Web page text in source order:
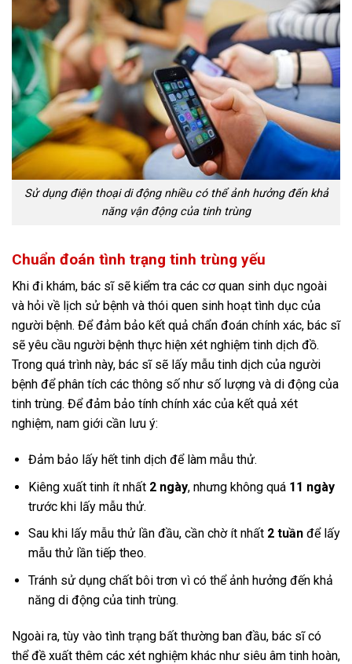
Sử dụng điện thoại di động nhiều có thể ảnh hưởng đến khả
năng vận động của tinh trùng
Chuẩn đoán tình trạng tinh trùng yếu
Khi đi khám, bác sĩ sẽ kiểm tra các cơ quan sinh dục ngoài
và hỏi về lịch sử bệnh và thói quen sinh hoạt tình dục của
người bệnh. Để đảm bảo kết quả chẩn đoán chính xác, bác sĩ
sẽ yêu cầu người bệnh thực hiện xét nghiệm tinh dịch đồ.
Trong quá trình này, bác sĩ sẽ lấy mẫu tinh dịch của người
bệnh để phân tích các thông số như số lượng và di động của
tinh trùng. Để đảm bảo tính chính xác của kết quả xét
nghiệm, nam giới cần lưu ý:
Đảm bảo lấy hết tinh dịch để làm mẫu thử.
Kiêng xuất tinh ít nhất 2 ngày, nhưng không quá 11 ngày
trước khi lấy mẫu thử.
Sau khi lấy mẫu thử lần đầu, cần chờ ít nhất 2 tuầnđể lấy
mẫu thử lần tiếp theo.
Tránh sử dụng chất bôi trơn vì có thể ảnh hưởng đến khả
năng di động của tinh trùng.
Ngoài ra, tùy vào tình trạng bất thường ban đầu, bác sĩ có
thể đề xuất thêm các xét nghiệm khác như siêu âm tinh hoàn,